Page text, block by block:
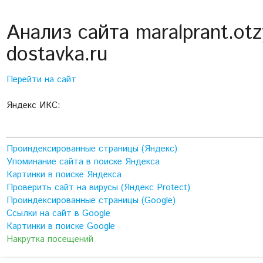
Анализ сайта
dostavka.ru
Перейти на сайт
Яндекс ИКС:
Проиндексированные страницы (Яндекс)
Упоминание сайта в поиске Яндекса
Картинки в поиске Яндекса
Проверить сайт на вирусы (Яндекс Protect)
Проиндексированные страницы (Google)
Ссылки на сайт в Google
Картинки в поиске Google
Накрутка посещений